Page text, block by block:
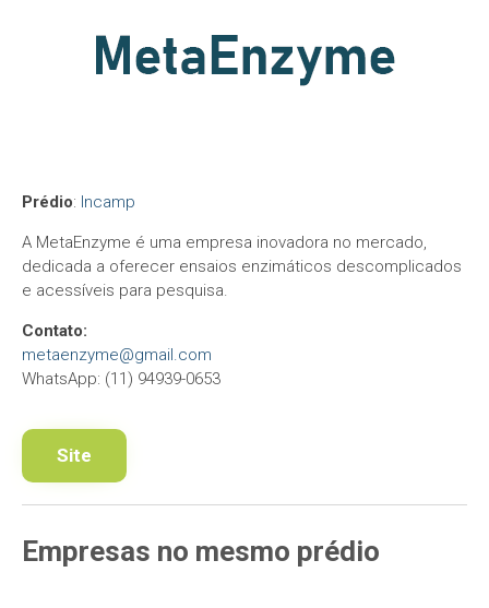
Prédio: Incamp
A MetaEnzyme é uma empresa inovadora no mercado,
dedicada a oferecer ensaios enzimáticos descomplicados
e acessíveis para pesquisa.
Contato:
metaenzyme@gmail.com
WhatsApp: (11) 94939-0653
Site
Empresas no mesmo prédio